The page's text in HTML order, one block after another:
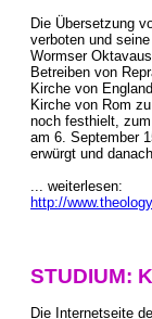
Die Übersetzung
verboten und
Wormser
Betreiben von
Kirche von
Kirche von Rom
noch festhielt,
am 6. September
erwürgt und
... weiterlesen:
http://
STUDIUM:
Die Internetseite